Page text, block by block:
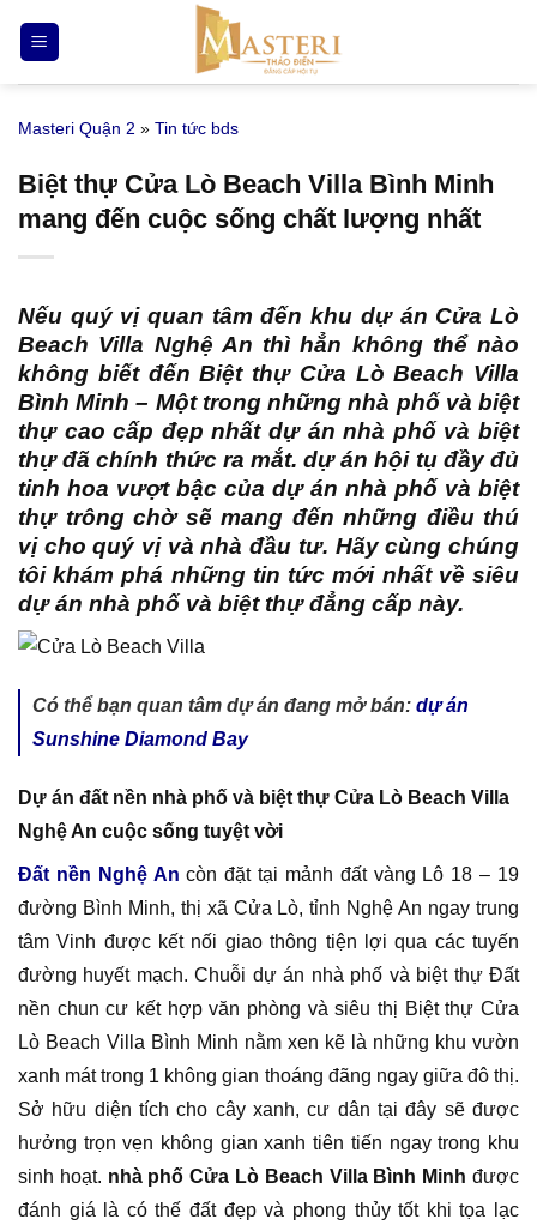
qua
nội
Masteri Quận 2 » Tin tức bds
Biệt thự Cửa Lò Beach Villa Bình Minh
mang đến cuộc sống chất lượng nhất
Nếu quý vị quan tâm đếnkhu dự án Cửa Lò
Beach Villa Nghệ An thì hẳn không thể nào
không biết đến Biệt thự Cửa Lò Beach Villa
Bình Minh – Một trong những nhà phố và biệt
thự cao cấp đẹp nhất dự án nhà phố và biệt
thự đã chính thức ra mắt. dự án hội tụ đầy đủ
tinh hoa vượt bậc của dự án nhà phố và biệt
thự trông chờ sẽ mang đến những điều thú
vị cho quý vị và nhà đầu tư. Hãy cùng chúng
tôi khám phá những tin tức mới nhất về siêu
dự án nhà phố và biệt thự đẳng cấp này.
Có thể bạn quan tâm dự án đang mở bán: dự án
Sunshine Diamond Bay
Dự án đất nền nhà phố và biệt thự Cửa Lò Beach Villa
Nghệ An cuộc sống tuyệt vời
Đất nền Nghệ An còn đặt tại mảnh đất vàng Lô 18 – 19
đường Bình Minh, thị xã Cửa Lò, tỉnh Nghệ An ngay trung
tâm Vinh được kết nối giao thông tiện lợi qua các tuyến
đường huyết mạch. Chuỗi dự án nhà phố và biệt thự Đất
nền chun cư kết hợp văn phòng và siêu thị Biệt thự Cửa
Lò Beach Villa Bình Minh nằm xen kẽ là những khu vườn
xanh mát trong 1 không gian thoáng đãng ngay giữa đô thị.
Sở hữu diện tích cho cây xanh, cư dân tại đây sẽ được
hưởng trọn vẹn không gian xanh tiên tiến ngay trong khu
sinh hoạt. nhà phố Cửa Lò Beach Villa Bình Minh được
đánh giá là có thế đất đẹp và phong thủy tốt khi tọa lạc